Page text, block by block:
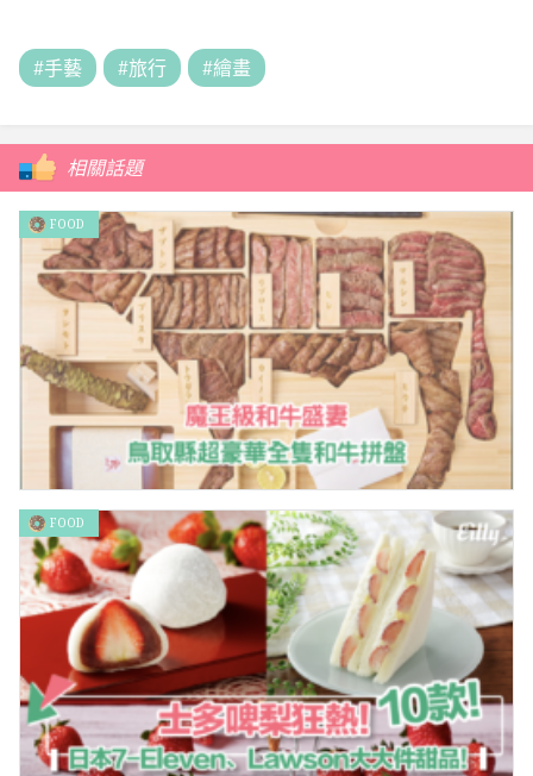
#手藝 #旅行 #繪畫
相關話題
豪食和牛 鳥取縣超豪華全隻和牛拼盤
FOOD
FOOD